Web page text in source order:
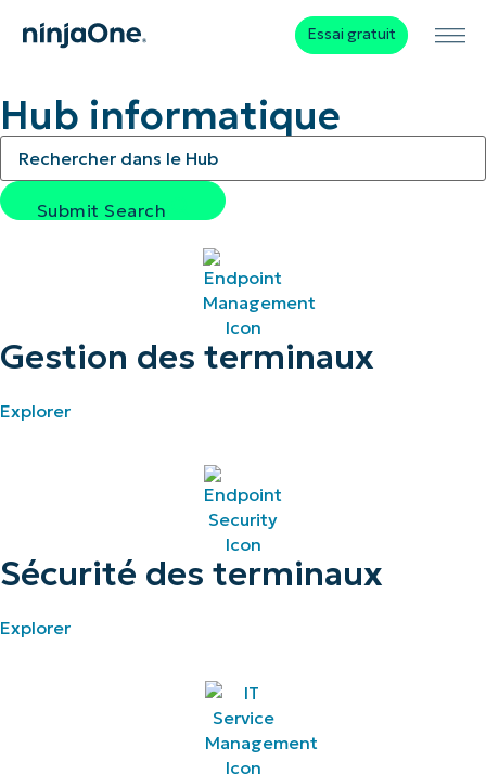
Essai gratuit
Hub informatique
Search the IT Hub
Submit Search
Gestion des terminaux
Explorer
Sécurité des terminaux
Explorer